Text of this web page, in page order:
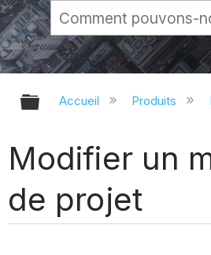
Développer/
Accueil Produits
Modifier un
de projet